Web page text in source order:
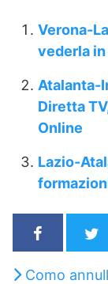
Verona-
vederla
Atalanta-
Diretta
Online
Lazio-
Como